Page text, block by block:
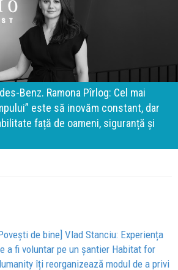
Benz. Ramona Pîrlog: Cel mai
este să inovăm constant, dar
față de oameni, siguranță și
de bine] Vlad Stanciu: Experiența
a fi voluntar pe un șantier Habitat for
îți reorganizează modul de a privi